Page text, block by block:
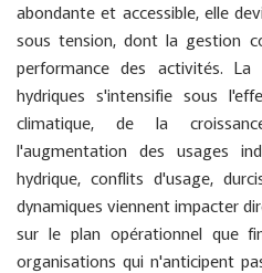
abondante et accessible, elle
sous tension, dont la gestion
performance des activités. La
hydriques s'intensifie sous
climatique, de la
l'augmentation des usages
hydrique, conflits d'usage,
dynamiques viennent impacter
sur le plan opérationnel que
organisations qui n'anticipent